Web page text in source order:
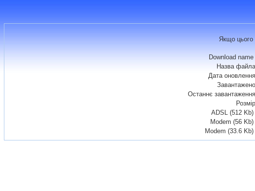
Якщо цього
Download name
Назва
Дата
Останнє
ADSL (512 Kb)
Modem (56 Kb)
Modem (33.6 Kb)